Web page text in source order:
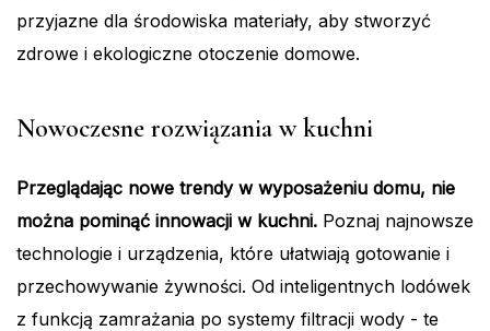
przyjazne dla środowiska materiały, aby stworzyć
zdrowe i ekologiczne otoczenie domowe.
Nowoczesne rozwiązania w kuchni
Przeglądając nowe trendy w wyposażeniu domu, nie
można pominąć innowacji w kuchni. Poznaj najnowsze
technologie i urządzenia, które ułatwiają gotowanie i
przechowywanie żywności. Od inteligentnych lodówek
z funkcją zamrażania po systemy filtracji wody - te